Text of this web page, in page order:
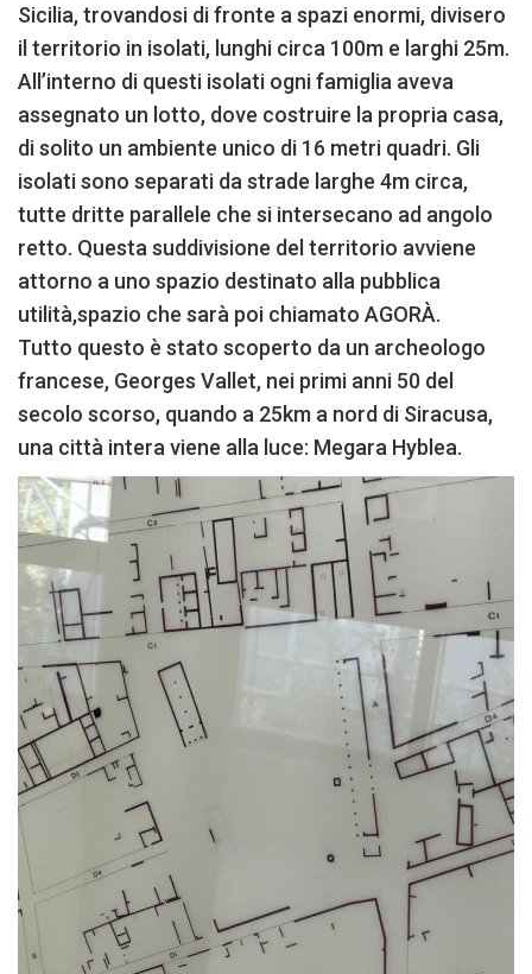
Sicilia, trovandosi di fronte a spazi enormi, divisero
il territorio in isolati, lunghi circa 100m e larghi 25m.
All’interno di questi isolati ogni famiglia aveva
assegnato un lotto, dove costruire la propria casa,
di solito un ambiente unico di 16 metri quadri. Gli
isolati sono separati da strade larghe 4m circa,
tutte dritte parallele che si intersecano ad angolo
retto. Questa suddivisione del territorio avviene
attorno a uno spazio destinato alla pubblica
utilità,spazio che sarà poi chiamato AGORÀ.
Tutto questo è stato scoperto da un archeologo
francese, Georges Vallet, nei primi anni 50 del
secolo scorso, quando a 25km a nord di Siracusa,
una città intera viene alla luce: Megara Hyblea.